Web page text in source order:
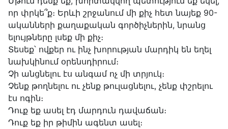
որ փրկե՞ք։ Երևի շրջանում մի քիչ հետ նայեք 90-
ականների քաղաքական գործիչներին, նրանց
ելույթները լսեք մի քիչ։
Տեսեք՝ ովքեր ու ինչ խորության մարդիկ են եղել
նախկինում օրենսդիրում։
Չի անցնելու էս անգամ ոչ մի տրյուկ։
Չենք թողնելու ու չենք թուլացնելու, չենք փշրելու
էս ոգին։
Դուք եք ասել էդ մարդուն դավաճան։
Դուք եք իր թիմին ագենտ ասել։